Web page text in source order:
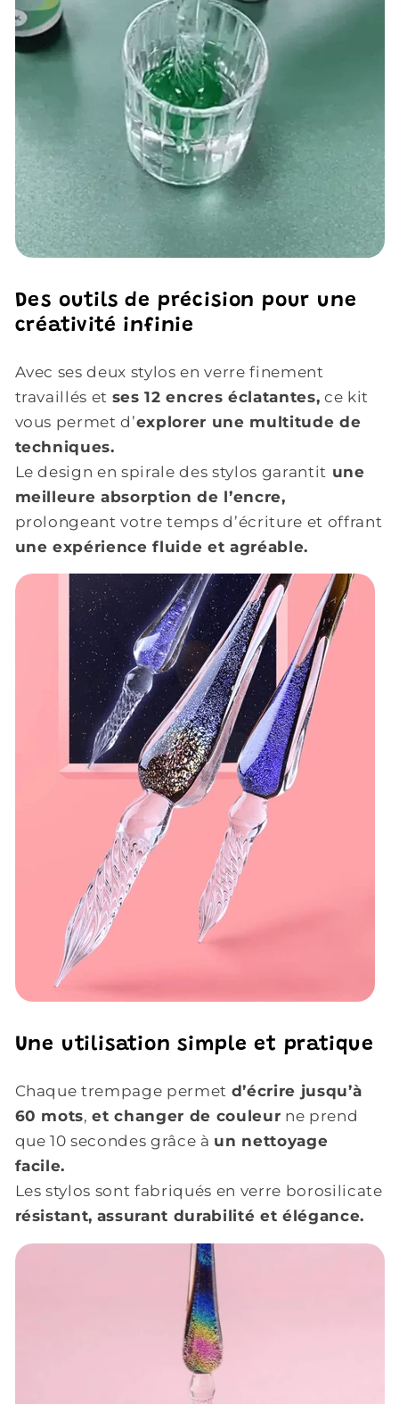
Des outils de précision pour une
créativité infinie
Avec ses deux stylos en verre finement
travaillés et ses 12 encres éclatantes, ce kit
vous permet d’explorer une multitude de
techniques.
Le design en spirale des stylos garantit une
meilleure absorption de l’encre,
prolongeant votre temps d’écriture et offrant
une expérience fluide et agréable.
Une utilisation simple et pratique
Chaque trempage permet d’écrire jusqu’à
60 mots,et changer de couleur ne prend
que 10 secondes grâce à un nettoyage
facile.
Les stylos sont fabriqués en verre borosilicate
résistant, assurant durabilité et élégance.